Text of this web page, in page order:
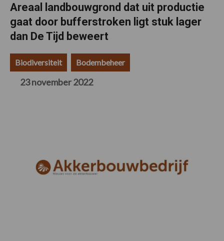
Areaal landbouwgrond dat uit productie
gaat door bufferstroken ligt stuk lager
dan De Tijd beweert
Biodiversiteit Bodembeheer
23 november 2022